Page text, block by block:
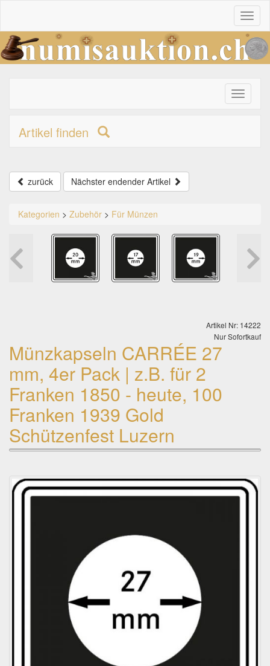
Toggle
primary
Artikel finden
zurück Nächster endender Artikel
Kategorien > Zubehör > Für Münzen
Artikel Nr: 14222
Nur Sofortkauf
Münzkapseln CARRÉE 27
mm, 4er Pack | z.B. für 2
Franken 1850 - heute, 100
Franken 1939 Gold
Schützenfest Luzern